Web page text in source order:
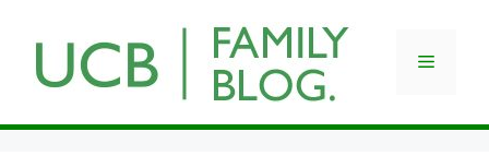
content
Menu